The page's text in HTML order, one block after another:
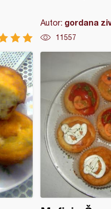
Autor: gordana
11557